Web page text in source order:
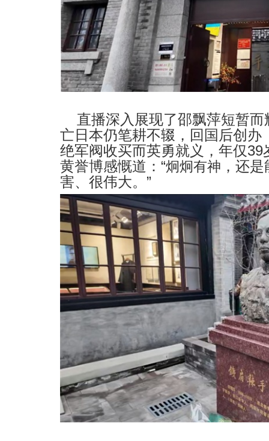
直播深入展现了邵飘萍短暂
亡日本仍笔耕不辍，回国后创
绝军阀收买而英勇就义，年仅39
黄誉博感慨道： “炯炯有神 ，还
害、很伟大。 ”